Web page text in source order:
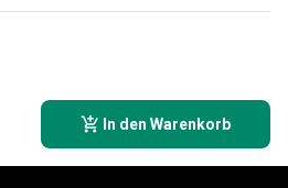
In den Warenkorb